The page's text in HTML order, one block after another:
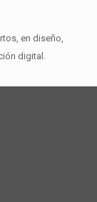
en diseño,
digital.